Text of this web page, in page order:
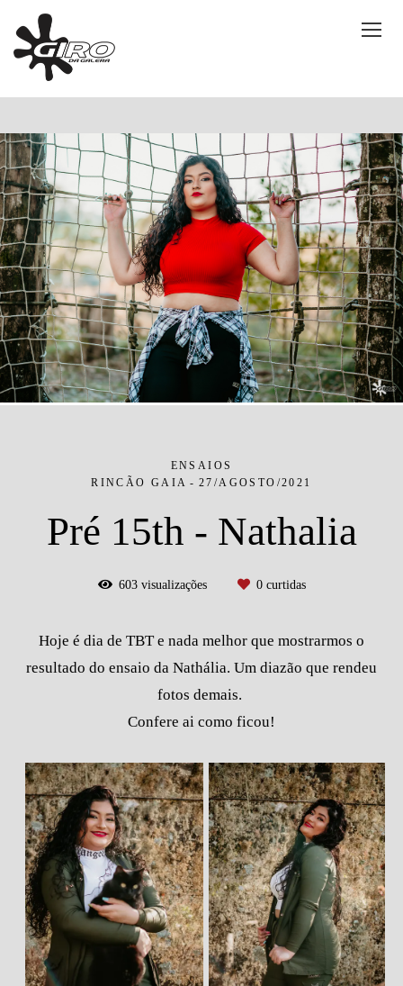
ENSAIOS
RINCÃO GAIA
27/AGOSTO/2021
Pré 15th - Nathalia
603visualizações 0curtidas
Hoje é dia de TBT e nada melhor que mostrarmos o
resultado do ensaio da Nathália. Um diazão que rendeu
fotos demais.
Confere ai como ficou!